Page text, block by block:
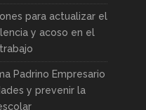
para actualizar el
y acoso en el
Padrino Empresario
y prevenir la